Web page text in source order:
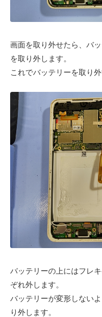
画面を取り外せたら、バ
を取り外します。
これでバッテリーを取り
バッテリーの上にはフレ
ぞれ外します。
バッテリーが変形しない
り外します。